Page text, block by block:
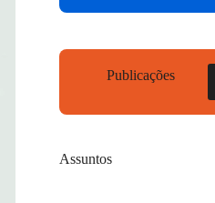
Publicações
Assuntos